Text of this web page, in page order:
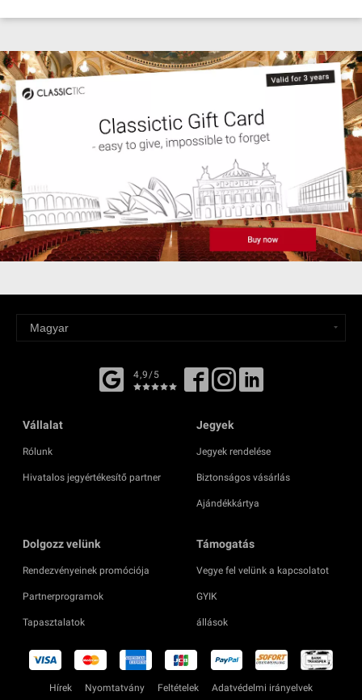
4,9/5
Vállalat
Rólunk
Hivatalos jegyértékesítő partner
Jegyek
Jegyek rendelése
Biztonságos vásárlás
Ajándékkártya
Dolgozz velünk
Rendezvényeinek promóciója
Partnerprogramok
Tapasztalatok
Támogatás
Vegye fel velünk a kapcsolatot
GYIK
állások
Hírek Nyomtatvány Feltételek Adatvédelmi irányelvek